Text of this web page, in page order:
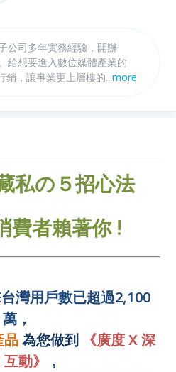
公司多年實務經驗，開辦
給想要進入數位媒體產業的
銷，讓事業更上層樓的同業人
...more
私の５招心法
費者賴著你 !
灣用戶數已超過2,100
萬，
品為您做到 《廣度 X 深
動》
，